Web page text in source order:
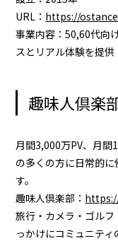
URL： https://
事業内容：50,60代向
スとリアル体験を提供
趣味人倶楽
月間3,000万PV、月間
の多くの方に日常的
す。
趣味人倶楽部：
旅行・カメラ・ゴル
っかけにコミュニテ